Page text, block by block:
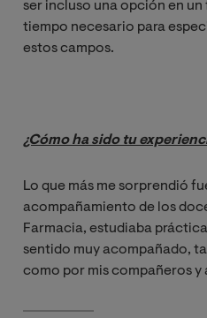
ser incluso una opción en
tiempo necesario para
estos campos.
¿Cómo ha sido tu
Lo que más me sorprendió
acompañamiento de los
Farmacia, estudiaba
sentido muy acompañado,
como por mis compañeros y